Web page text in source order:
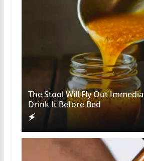
The Stool Will Fly Out
Drink It Before Bed